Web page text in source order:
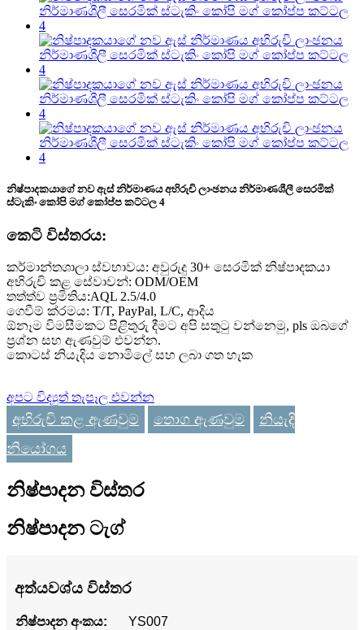
නිෂ්පාදකයාගේ නව ඇස් නිර්මාණය අභිරුචි ලාංඡනය නිර්මාණශීලී සෙරමික්
ස්ටැකිං කෝපි මග් කෝප්ප කට්ටල 4
කෙටි විස්තරය:
කර්මාන්තශාලා ස්වභාවය: අවුරුදු 30+ සෙරමික් නිෂ්පාදකයා
අභිරුචි කළ සේවාවන්: ODM/OEM
තත්ත්ව ප්‍රමිතිය:AQL 2.5/4.0
ගෙවීම් ක්රමය: T/T, PayPal, L/C, ආදිය
ඕනෑම විමසීමකට පිළිතුරු දීමට අපි සතුටු වන්නෙමු, pls ඔබගේ
ප්‍රශ්න සහ ඇණවුම් එවන්න.
කොටස් නියැදිය නොමිලේ සහ ලබා ගත හැක
අපට විද්‍යුත් තැපෑල එවන්න
අභිරුචි කළ ඇණවුම තොග ඇණවුම
නියැදි
නියෝගය
නිෂ්පාදන විස්තර
නිෂ්පාදන ටැග්
අත්යවශ්ය විස්තර
නිෂ්පාදන අංකය:
YS007